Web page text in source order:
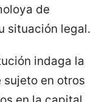
de
situación legal.
indaga la
en otros